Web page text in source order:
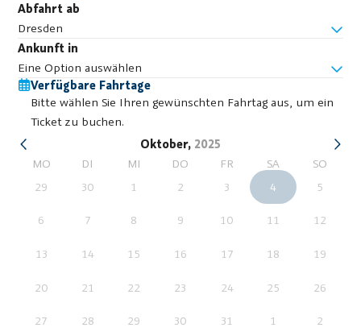
Abfahrt ab
Dresden
Ankunft in
Eine Option auswählen
Verfügbare Fahrtage
Bitte wählen Sie Ihren gewünschten Fahrtag aus, um ein
Ticket zu buchen.
Oktober, 2025
MO
DI MI DO FR SA
SO
29
30 1 2 3 4 5
6 7 8 9 10 11 12
13 14 15 16 17 18 19
20 21 22 23 24 25 26
27 28 29 30 31 1
2